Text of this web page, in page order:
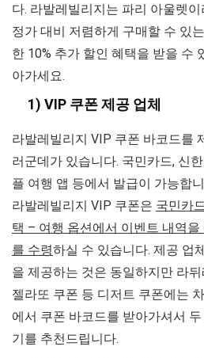
다. 라발레빌리지는 파리 아울렛
정가 대비 저렴하게 구매할 수 있
한 10% 추가 할인 혜택을 받을 수
아가세요.
1) VIP 쿠폰 제공 업체
라발레빌리지 VIP 쿠폰 바코드를
러군데가 있습니다. 국민카드, 신
플 여행 앱 등에서 발급이 가능합
라발레빌리지 VIP 쿠폰은 국민카
택 – 여행 옵션에서 이벤트 내역
를 수령하실 수 있습니다. 제공 업
을 제공하는 것은 동일하지만 라
젤라또 쿠폰 등 디저트 쿠폰에는
에서 쿠폰 바코드를 받아가셔서
기를 추천드립니다.